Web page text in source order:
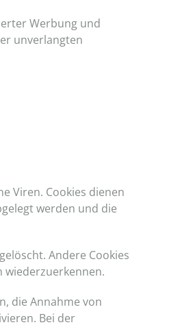
Werbung und
unverlangten
Viren. Cookies dienen
werden und die
Andere Cookies
wiederzuerkennen.
die Annahme von
Bei der